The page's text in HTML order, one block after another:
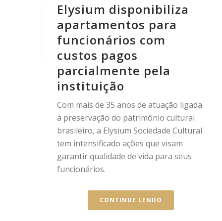
Elysium disponibiliza
apartamentos para
funcionários com
custos pagos
parcialmente pela
instituição
Com mais de 35 anos de atuação ligada
à preservação do patrimônio cultural
brasileiro, a Elysium Sociedade Cultural
tem intensificado ações que visam
garantir qualidade de vida para seus
funcionários.
CONTINUE LENDO